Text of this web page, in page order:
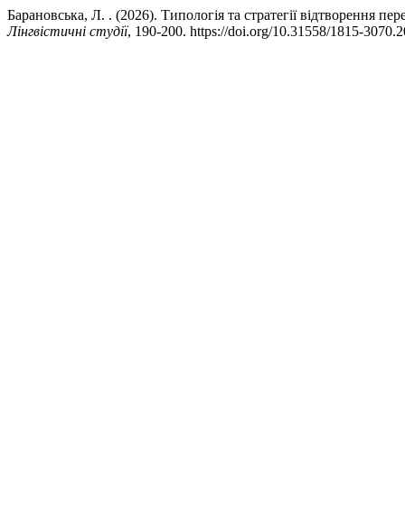
Барановська, Л. . (2026). Типологія та стратегії відтворення
Лінгвістичні студії, 190-200. https://doi.org/10.31558/1815-